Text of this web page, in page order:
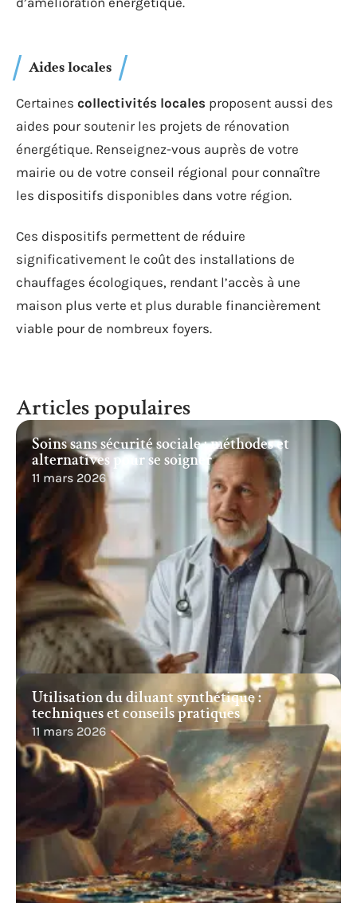
économies d’énergie significatives.
Les Certificats d’Économies d’Énergie (CEE)
LesCertificats d’Économies d’Énergieobligent les
fournisseurs d’énergie à financer des travaux
d’économie d’énergie. Les particuliers peuvent
bénéficier de primes ou de réductions sur leurs
factures en échange de la réalisation de travaux
Aides locales
aides pour soutenir les projets de rénovation
les dispositifs disponibles dans votre région.
Ces dispositifs permettent de réduire
significativement le coût des installations de
chauffages écologiques, rendant l’accès à une
maison plus verte et plus durable financièrement
viable pour de nombreux foyers.
Articles populaires
Soins sans sécurité sociale : méthodes et
alternatives pour se soigner
11 mars 2026